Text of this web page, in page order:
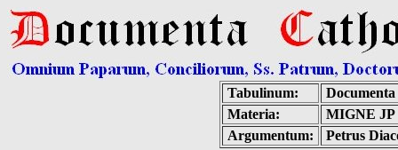
Tabulinum:
Materia:
MIGNE JP
Argumentum:
Petrus